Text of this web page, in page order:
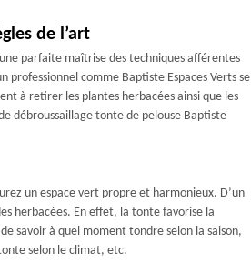
de l’art
parfaite maîtrise des techniques afférentes
professionnel comme Baptiste Espaces Verts se
à retirer les plantes herbacées ainsi que les
débroussaillage tonte de pelouse Baptiste
un espace vert propre et harmonieux. D’un
herbacées. En effet, la tonte favorise la
savoir à quel moment tondre selon la saison,
selon le climat, etc.